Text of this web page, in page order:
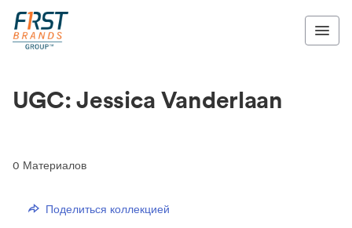
UGC: Jessica Vanderlaan
0 Материалов
Поделиться коллекцией